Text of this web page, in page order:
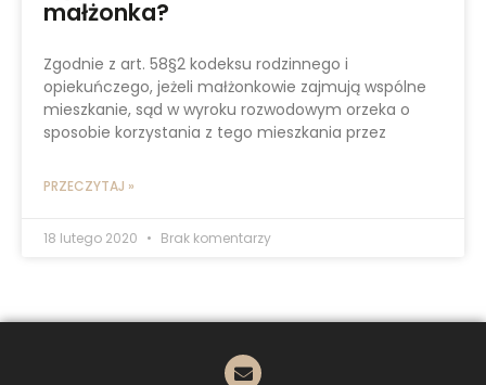
małżonka?
Zgodnie z art. 58§2 kodeksu rodzinnego i
opiekuńczego, jeżeli małżonkowie zajmują wspólne
mieszkanie, sąd w wyroku rozwodowym orzeka o
sposobie korzystania z tego mieszkania przez
PRZECZYTAJ »
18 lutego 2020 Brak komentarzy